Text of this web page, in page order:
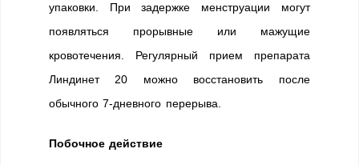
упаковки. При задержке менструации могут
появляться прорывные или мажущие
кровотечения. Регулярный прием препарата
Линдинет 20 можно восстановить после
обычного 7-дневного перерыва.
Побочное действие